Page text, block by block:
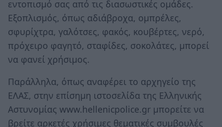
εντοπισμό σας από τις διασωστικές ομάδες.
Εξοπλισμός, όπως αδιάβροχα, ομπρέλες,
σφυρίχτρα, γαλότσες, φακός, κουβέρτες, νερό,
πρόχειρο φαγητό, σταφίδες, σοκολάτες, μπορεί
να φανεί χρήσιμος.
Παράλληλα, όπως αναφέρει το αρχηγείο της
ΕΛΑΣ, στην επίσημη ιστοσελίδα της Ελληνικής
Αστυνομίας www.hellenicpolice.gr μπορείτε να
βρείτε αρκετές χρήσιμες θεματικές συμβουλές